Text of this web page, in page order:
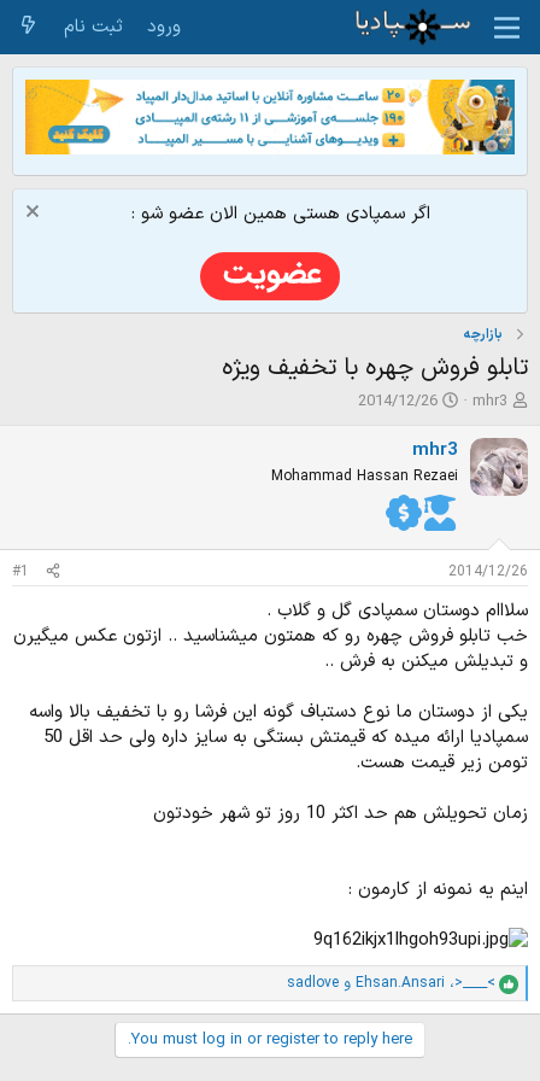
ورود ثبت نام
اگر سمپادی هستی همین الان عضو شو :
بازارچه
تابلو فروش چهره با تخفیف ویژه
ش
و
ع
ک
د
ه
م
و
ض
و
mhr3
ت
ر
ی
خ
ش
ر
و
2014/12/26
mhr3
Mohammad Hassan Rezaei
2014/12/26
#1
سلااام دوستان سمپادی گل و گلاب .
خب تابلو فروش چهره رو که همتون میشناسید .. ازتون عکس میگیرن
و تبدیلش میکنن به فرش ..
یکی از دوستان ما نوع دستباف گونه این فرشا رو با تخفیف بالا واسه
سمپادیا ارائه میده که قیمتش بستگی به سایز داره ولی حد اقل 50
تومن زیر قیمت هست.
زمان تحویلش هم حد اکثر 10 روز تو شهر خودتون
اینم یه نمونه از کارمون :
ا
م
>____<، Ehsan.Ansari و sadlove
You must log in or register to reply here.